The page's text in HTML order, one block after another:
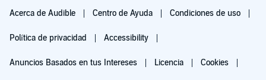
Acerca de Audible Centro de Ayuda Condiciones de uso
Política de privacidad Accessibility
Anuncios Basados en tus Intereses Licencia Cookies